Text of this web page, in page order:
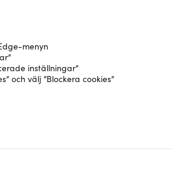
menyn
inställningar”
och välj ”Blockera cookies”